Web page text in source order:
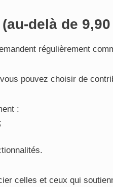
delà de 9,90
régulièrement
pouvez choisir de
:
celles et ceux qui